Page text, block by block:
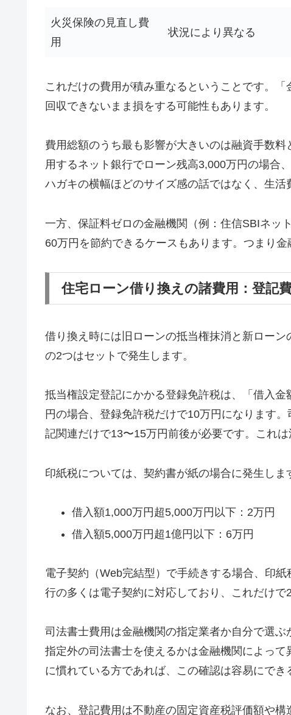
火災保険の見直し費
用
状況により異なる
これだけの費用が積み重なるということです。
回収できないまま損をする可能性もあります。
費用総額のうち最も影響が大きいのは融資手数
用するネット銀行でローン残高3,000万円の場合
ハガキの横幅ほどのサイズ感の話ではなく、生活
一方、保証料ゼロの金融機関（例：住信SBIネッ
60万円を節約できるケースもあります。つまり金
住宅ローン借り換えの諸費用：登記
借り換え時には旧ローンの抵当権抹消と新ロー
の2つはセットで発生します。
抵当権設定登記にかかる登録免許税は、「借入
円の場合、登録免許税だけで10万円になります
記関連だけで13〜15万円前後が必要です。これ
印紙税については、契約書が紙の場合に発生しま
借入額1,000万円超5,000万円以下：2万円
借入額5,000万円超1億円以下：6万円
電子契約（Web完結型）で手続きする場合、印
行の多くは電子契約に対応しており、これだけで
司法書士費用は金融機関の指定業者か自分で選ぶ
指定外の司法書士を使えるかは金融機関によっ
に慣れている方であれば、この確認は容易にでき
なお、登記費用は不動産の固定資産税評価額や